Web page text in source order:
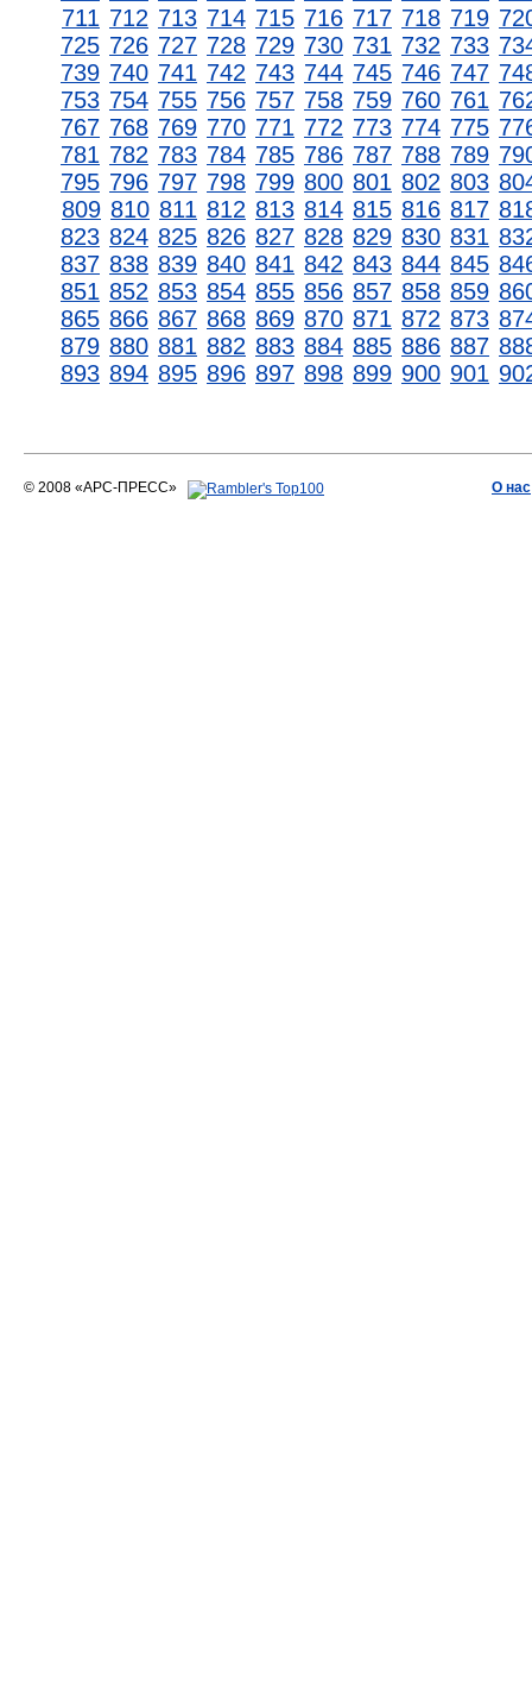
711 712 713 714 715 716 717 718 719
725 726 727 728 729 730 731 732 733
739 740 741 742 743 744 745 746 747
753 754 755 756 757 758 759 760 761
767 768 769 770 771 772 773 774 775
781 782 783 784 785 786 787 788 789
795 796 797 798 799 800 801 802 803
809 810 811 812 813 814 815 816 817
823 824 825 826 827 828 829 830 831
837 838 839 840 841 842 843 844 845
851 852 853 854 855 856 857 858 859
865 866 867 868 869 870 871 872 873
879 880 881 882 883 884 885 886 887
893 894 895 896 897 898 899 900 901
© 2008 «АРС-ПРЕСС» О нас